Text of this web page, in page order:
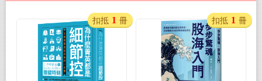
扣抵 1 冊 扣抵 1 冊